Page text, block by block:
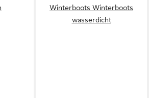
Winterboots Winterboots
wasserdicht